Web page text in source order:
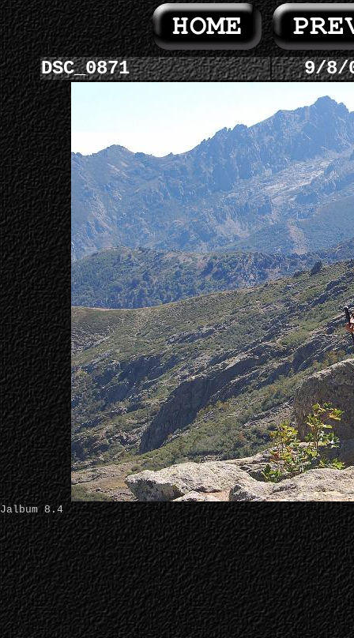
DSC_0871 9/8/
Jalbum 8.4